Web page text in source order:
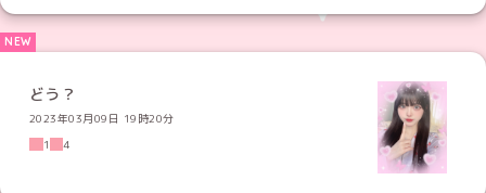
どう？
2023年03月09日 19時20分
1
4